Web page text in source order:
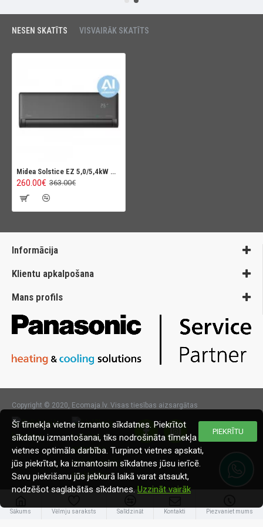
NESEN SKATĪTS VISVAIRĀK SKATĪTS
Midea Solstice EZ 5,0/5,4kW Multisplit iekštelpu bloks (Melns)
260.00€ 363.00€
Informācija
Klientu apkalpošana
Mans profils
Copyright © 2020, Ecomaja.lv. Visas tiesības aizsargātas
Sākums Vēlmju saraksts Salīdzināt Kontakti Piezvaniet mums
PIEKRĪTU
Šī tīmekļa vietne izmanto sīkdatnes. Piekrītot
sīkdatņu izmantošanai, tiks nodrošināta tīmekļa
vietnes optimāla darbība. Turpinot vietnes apskati,
jūs piekrītat, ka izmantosim sīkdatnes jūsu ierīcē.
Savu piekrišanu jūs jebkurā laikā varat atsaukt,
nodzēšot saglabātās sīkdatnes. Uzzināt vairāk